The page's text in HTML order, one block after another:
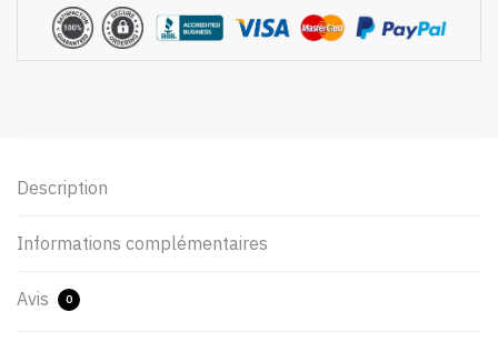
Description
Informations complémentaires
Avis 0